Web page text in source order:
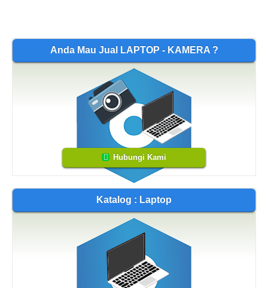
Anda Mau Jual LAPTOP - KAMERA ?
Hubungi Kami
Katalog : Laptop